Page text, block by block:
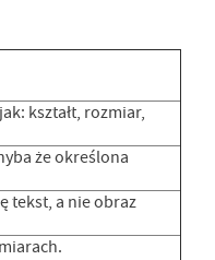
kształt, rozmiar,
że określona
tekst, a nie obraz